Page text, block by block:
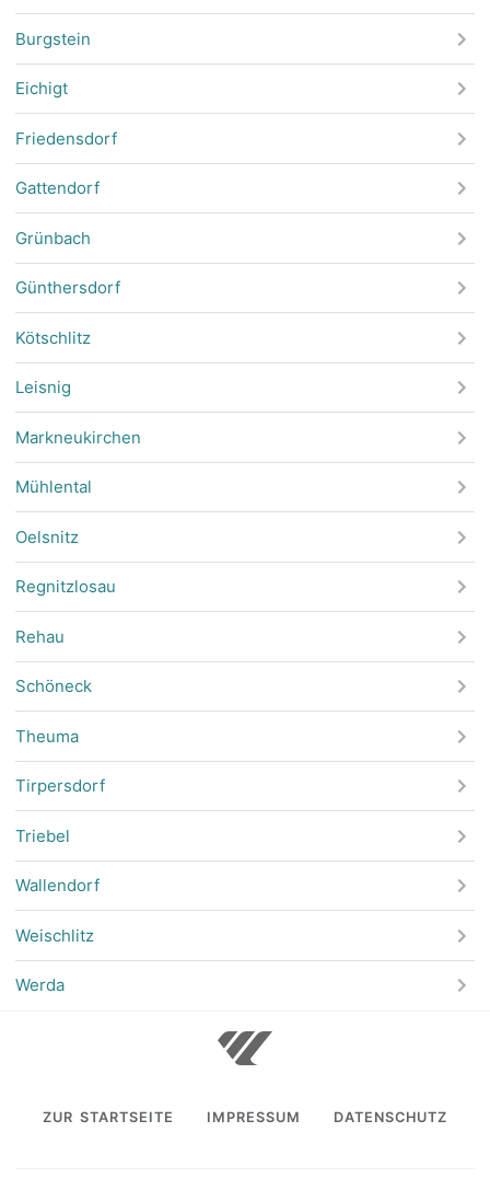
Burgstein
Eichigt
Friedensdorf
Gattendorf
Grünbach
Günthersdorf
Kötschlitz
Leisnig
Markneukirchen
Mühlental
Oelsnitz
Regnitzlosau
Rehau
Schöneck
Theuma
Tirpersdorf
Triebel
Wallendorf
Weischlitz
Werda
ZUR STARTSEITE IMPRESSUM DATENSCHUTZ